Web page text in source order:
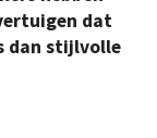
dat
dan stijlvolle